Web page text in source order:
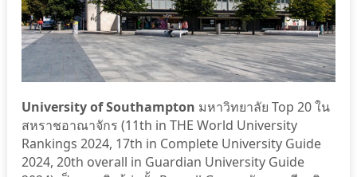
University of Southampton มหาวิทยาลัย Top 20 ใน
สหราชอาณาจักร (11th in THE World University
Rankings 2024, 17th in Complete University Guide
2024, 20th overall in Guardian University Guide